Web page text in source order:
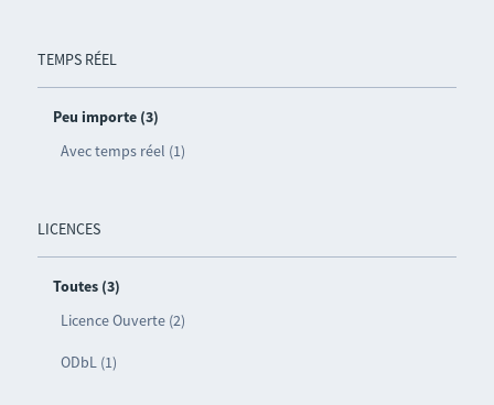
TEMPS RÉEL
Peu importe (3)
Avec temps réel (1)
LICENCES
Toutes (3)
Licence Ouverte (2)
ODbL (1)